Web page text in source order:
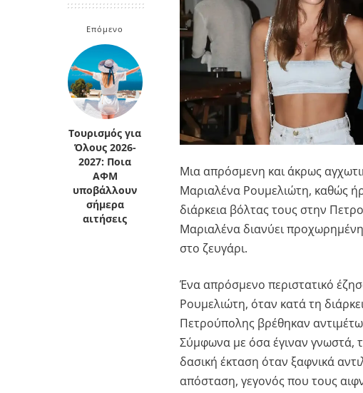
Επόμενο
Τουρισμός για
Όλους 2026-
2027: Ποια
ΑΦΜ
υποβάλλουν
σήμερα
αιτήσεις
Μια απρόσμενη και άκρως
Μαριαλένα Ρουμελιώτη, καθώς
διάρκεια βόλτας τους στην
Μαριαλένα διανύει
στο ζευγάρι.
Ένα απρόσμενο περιστατικό
Ρουμελιώτη, όταν κατά τη
Πετρούπολης βρέθηκαν
Σύμφωνα με όσα έγιναν γνωστά,
δασική έκταση όταν ξαφνικά
απόσταση, γεγονός που τους